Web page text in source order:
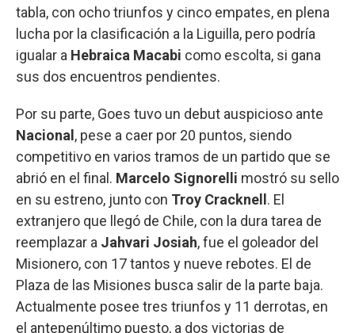
tabla, con ocho triunfos y cinco empates, en plena
lucha por la clasificación a la Liguilla, pero podría
igualar a Hebraica Macabi como escolta, si gana
sus dos encuentros pendientes.
Por su parte, Goes tuvo un debut auspicioso ante
Nacional , pese a caer por 20 puntos, siendo
competitivo en varios tramos de un partido que se
abrió en el final. Marcelo Signorelli mostró su sello
en su estreno, junto con Troy Cracknell . El
extranjero que llegó de Chile, con la dura tarea de
reemplazar a Jahvari Josiah, fue el goleador del
Misionero, con 17 tantos y nueve rebotes. El de
Plaza de las Misiones busca salir de la parte baja.
Actualmente posee tres triunfos y 11 derrotas, en
el antepenúltimo puesto, a dos victorias de